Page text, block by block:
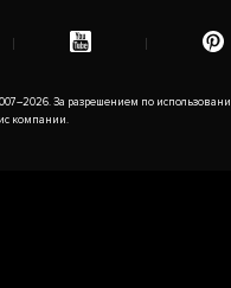
За разрешением по
компании.